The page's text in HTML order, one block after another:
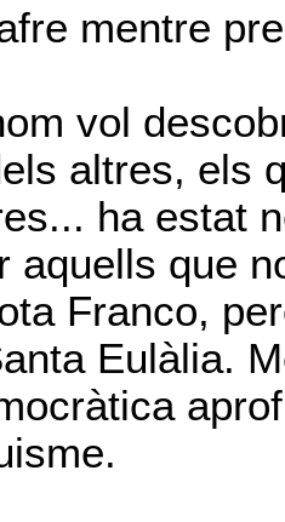
mentre
vol
altres, els
ha estat
aquells que
Franco,
Eulàlia.